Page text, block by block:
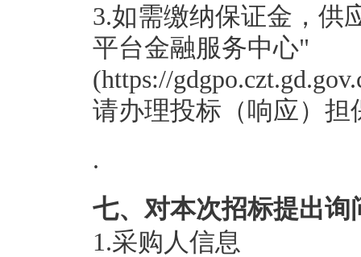
3.如需缴纳保证金，供
平台金融服务中心"
(https://
请办理投标（响应）
.
七、对本次招标提出
1.采购人信息